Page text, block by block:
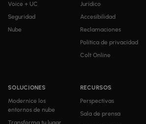
Voice + UC
Seguridad
Nube
SOLUCIONES
Modernice los
entornos de nube
Transforma tu lugar
RECURSOS
Perspectivas
Sala de prensa
Jurídico
Accesibilidad
Reclamaciones
Política de privacidad
Colt Online